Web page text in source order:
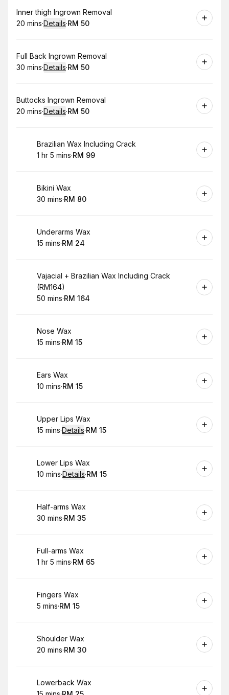
Book
Inner thigh Ingrown Removal
.Duration:
20 mins·Details·
.Price
RM 50
Book
Full Back Ingrown Removal
.Duration:
30 mins·Details·
.Price
RM 50
Book
Buttocks Ingrown Removal
.Duration:
20 mins·Details·
.Price
RM 50
Book
Brazilian Wax Including Crack
. Duration:
1 hr 5 mins·
.Price
RM 99
Book
Bikini Wax
.Duration
30 mins·
.Price
RM 80
Book
Underarms Wax
.Duration :
15 mins·
.Price
RM 24
Book
Vajacial + Brazilian Wax Including Crack
(RM164)
.Duration
50 mins·
.Price:
RM 164
Book
Nose Wax
.Duration
15 mins·
.Price
RM 15
Book
Ears Wax
.Duration
10 mins·
.Price
RM 15
Book
Upper Lips Wax
.Duration:
15 mins·Details·
.Price
RM 15
Book
Lower Lips Wax
.Duration:
10 mins·Details·
.Price
RM 15
Book
Half-arms Wax
.Duration
30 mins·
.Price
RM 35
Book
Full-arms Wax
. Duration:
1 hr 5 mins·
.Price
RM 65
Book
Fingers Wax
. Duration:
5 mins·
.Price
RM 15
Book
Shoulder Wax
.Duration
20 mins·
.Price
RM 30
Book
Lowerback Wax